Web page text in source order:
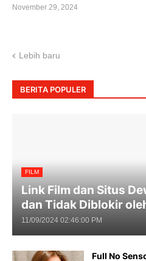
November 29, 2024
Lebih baru
BERITA POPULER
FILM
Link Film dan Situs
dan Tidak Diblokir
11/09/2024 02:46:00 PM
Full No